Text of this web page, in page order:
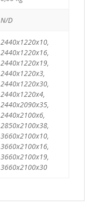
N/D
2440x1220x10,
2440x1220x16,
2440x1220x19,
2440x1220x3,
2440x1220x30,
2440x1220x4,
2440x2090x35,
2440x2100x6,
2850x2100x38,
3660x2100x10,
3660x2100x16,
3660x2100x19,
3660x2100x30